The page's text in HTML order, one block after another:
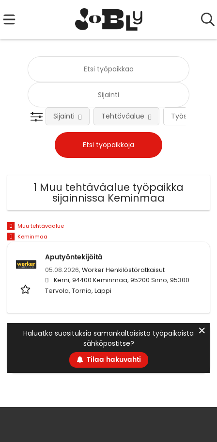
Työsuhteen
Sijainti Tehtäväalue
1 Muu tehtäväalue työpaikka
sijainnissa Keminmaa
Muu tehtäväalue
Keminmaa
Aputyöntekijöitä
05.08.2026, Worker Henkilöstöratkaisut
Kemi, 94400 Keminmaa, 95200 Simo, 95300
Tervola, Tornio, Lappi
Haluatko suosituksia samankaltaisista työpaikoista
sähköpostitse?
Tilaa hakuvahti
✕